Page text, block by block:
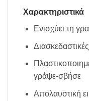
Χαρακτηριστικά
Ενισχύει τη
γράψε-σβήσε
Απολαυστική